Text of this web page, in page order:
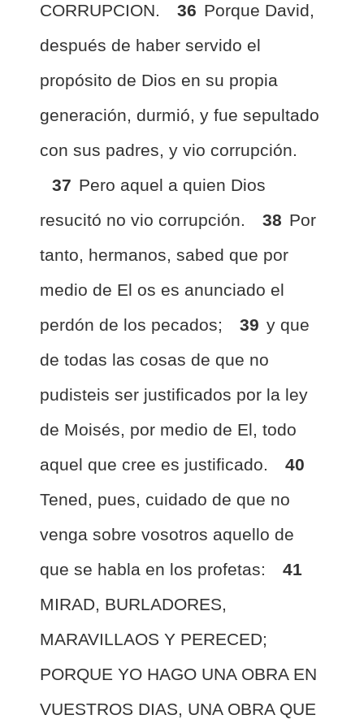
CORRUPCION.
36 Porque David,
después de haber servido el
propósito de Dios en su propia
generación, durmió, y fue sepultado
con sus padres, y vio corrupción.
37 Pero aquel a quien Dios
resucitó no vio corrupción.
38 Por
tanto, hermanos, sabed que por
medio de El os es anunciado el
perdón de los pecados;
39 y que
de todas las cosas de que no
pudisteis ser justificados por la ley
de Moisés, por medio de El, todo
aquel que cree es justificado.
40
Tened, pues, cuidado de que no
venga sobre vosotros aquello de
que se habla en los profetas:
41
MIRAD, BURLADORES,
MARAVILLAOS Y PERECED;
PORQUE YO HAGO UNA OBRA EN
VUESTROS DIAS, UNA OBRA QUE